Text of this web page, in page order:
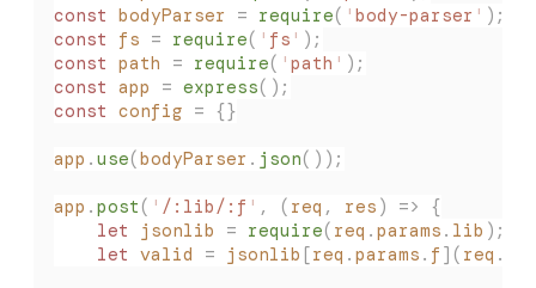
const bodyParser = require( ' body-parser ' );
const fs = require( ' fs ' );
const path = require( ' path ' );
const app = express();
const config = {}
app . use(bodyParser . json());
app . post ( ' /:lib/:f ' , ( req , res ) => {
    let
jsonlib = require( req . params . lib );
    let
valid = jsonlib [req . params . f ]( req .